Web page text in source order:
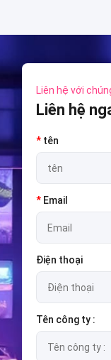
Liên hệ với
Liên hệ
* tên
* Email
Điện thoại
Tên công ty :